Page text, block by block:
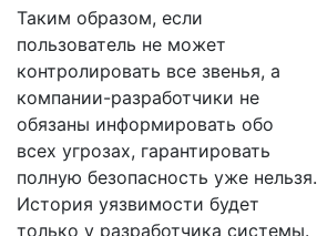
Таким образом, если
пользователь не может
контролировать все звенья, а
компании-разработчики не
обязаны информировать обо
всех угрозах, гарантировать
полную безопасность уже нельзя.
История уязвимости будет
только у разработчика системы.